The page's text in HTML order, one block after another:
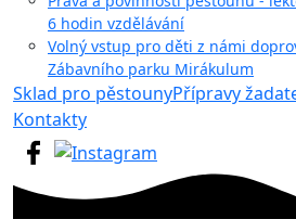
6 hodin vzdělávání
Volný vstup pro děti z námi
Zábavního parku Mirákulum
Sklad pro pěstounyPřípravy
Kontakty